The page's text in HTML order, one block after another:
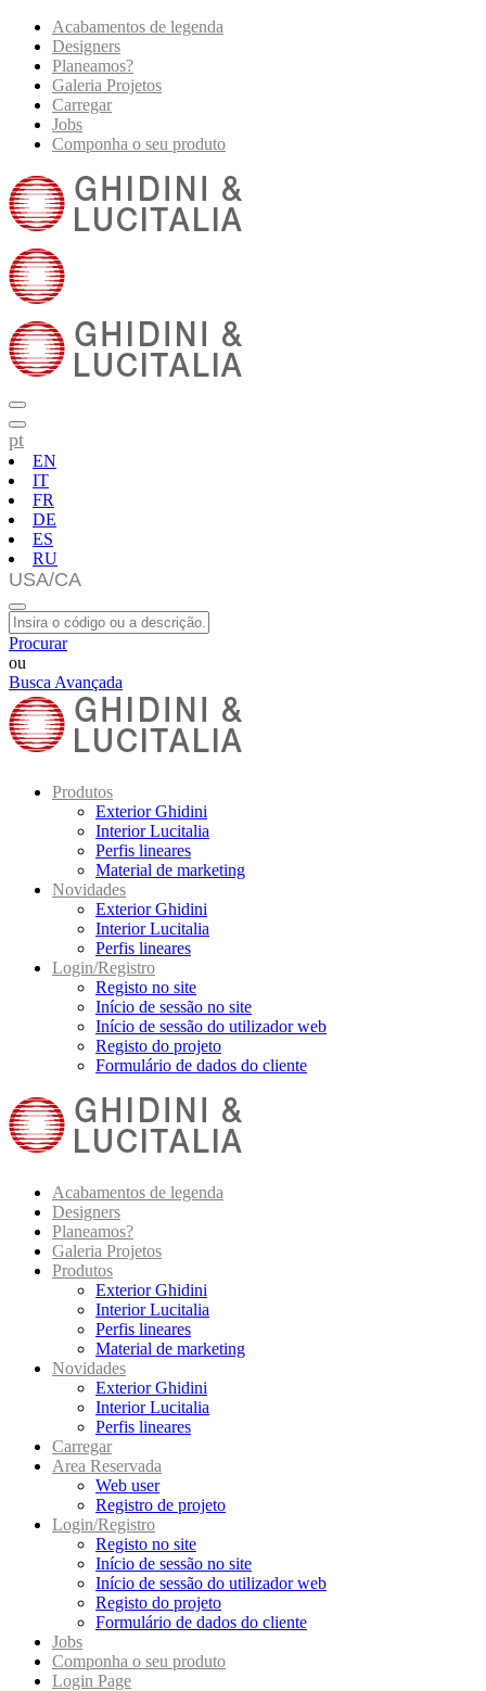
Acabamentos de legenda
Designers
Planeamos?
Galeria Projetos
Carregar
Jobs
Componha o seu produto
pt
EN
IT
FR
DE
ES
RU
Procurar
ou
Busca Avançada
Produtos
Exterior Ghidini
Interior Lucitalia
Perfis lineares
Material de marketing
Novidades
Exterior Ghidini
Interior Lucitalia
Perfis lineares
Login/Registro
Registo no site
Início de sessão no site
Início de sessão do utilizador web
Registo do projeto
Formulário de dados do cliente
Acabamentos de legenda
Designers
Planeamos?
Galeria Projetos
Produtos
Exterior Ghidini
Interior Lucitalia
Perfis lineares
Material de marketing
Novidades
Exterior Ghidini
Interior Lucitalia
Perfis lineares
Carregar
Area Reservada
Web user
Registro de projeto
Login/Registro
Registo no site
Início de sessão no site
Início de sessão do utilizador web
Registo do projeto
Formulário de dados do cliente
Jobs
Componha o seu produto
Login Page